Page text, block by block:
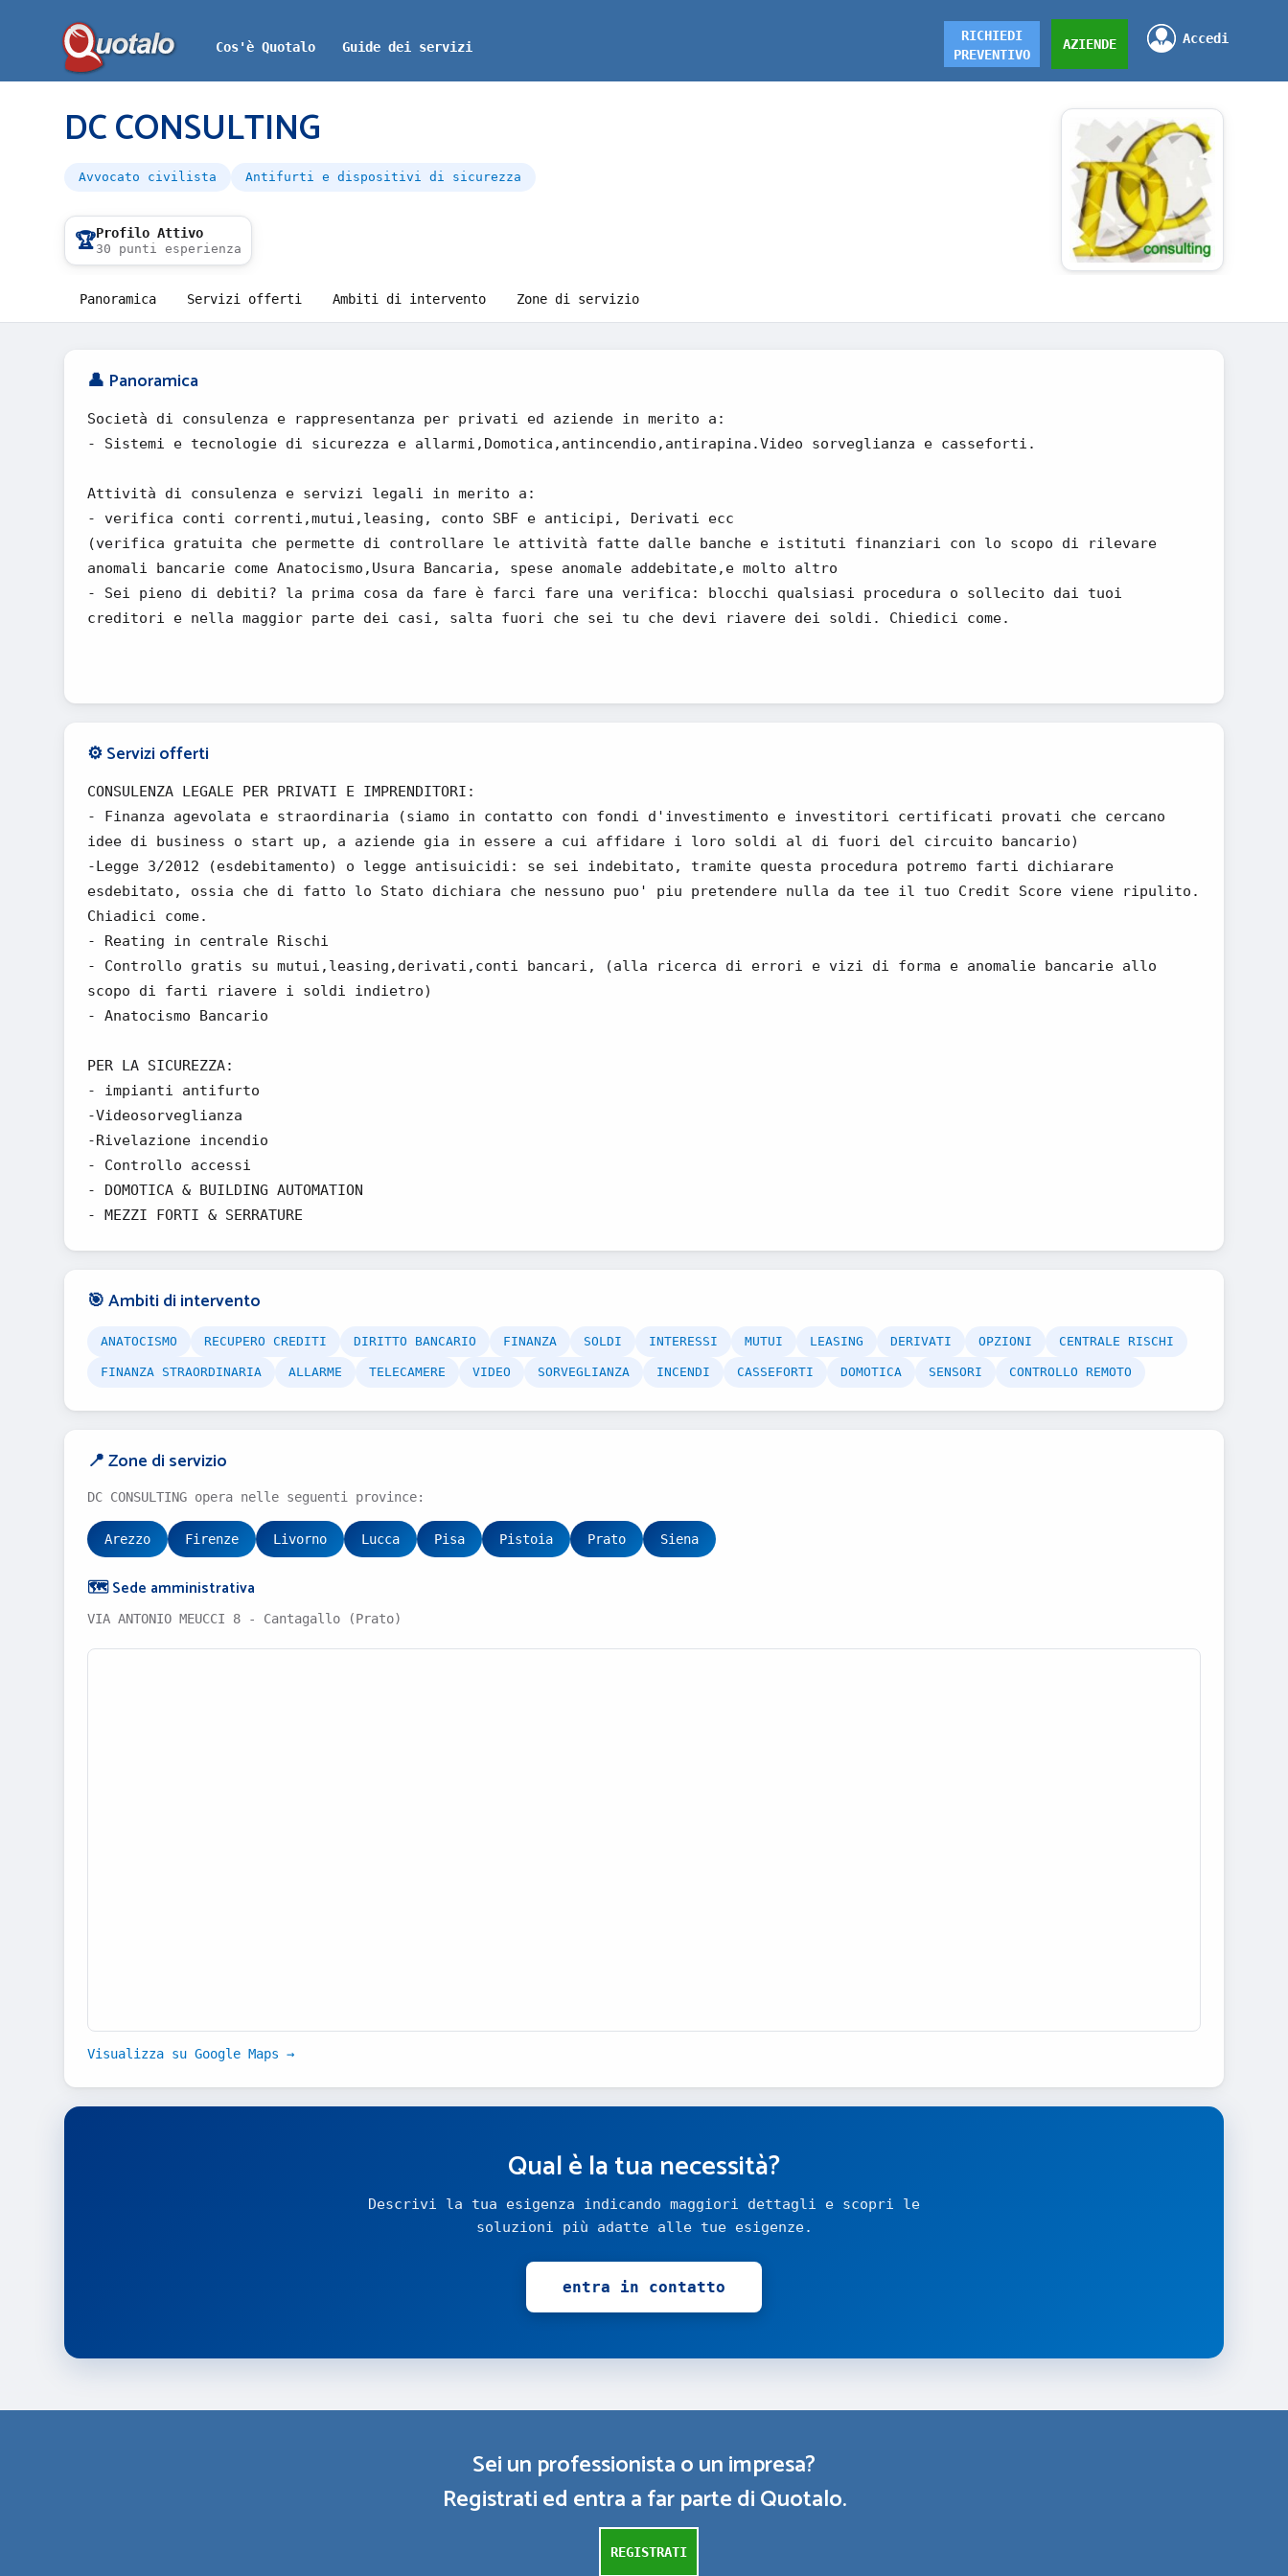
Cos'è Quotalo Guide dei servizi
Accedi
AZIENDE
RICHIEDI
PREVENTIVO
DC CONSULTING
Avvocato civilista Antifurti e dispositivi di sicurezza
🏆Profilo Attivo
30 punti esperienza
Panoramica Servizi offerti Ambiti di intervento Zone di servizio
👤 Panoramica
Società di consulenza e rappresentanza per privati ed aziende in merito a:
- Sistemi e tecnologie di sicurezza e allarmi,Domotica,antincendio,antirapina.Video sorveglianza e casseforti.
Attività di consulenza e servizi legali in merito a:
- verifica conti correnti,mutui,leasing, conto SBF e anticipi, Derivati ecc
(verifica gratuita che permette di controllare le attività fatte dalle banche e istituti finanziari con lo scopo di rilevare
anomali bancarie come Anatocismo,Usura Bancaria, spese anomale addebitate,e molto altro
- Sei pieno di debiti? la prima cosa da fare è farci fare una verifica: blocchi qualsiasi procedura o sollecito dai tuoi
creditori e nella maggior parte dei casi, salta fuori che sei tu che devi riavere dei soldi. Chiedici come.
⚙️ Servizi offerti
CONSULENZA LEGALE PER PRIVATI E IMPRENDITORI:
- Finanza agevolata e straordinaria (siamo in contatto con fondi d'investimento e investitori certificati provati che cercano
idee di business o start up, a aziende gia in essere a cui affidare i loro soldi al di fuori del circuito bancario)
-Legge 3/2012 (esdebitamento) o legge antisuicidi: se sei indebitato, tramite questa procedura potremo farti dichiarare
esdebitato, ossia che di fatto lo Stato dichiara che nessuno puo' piu pretendere nulla da tee il tuo Credit Score viene ripulito.
Chiadici come.
- Reating in centrale Rischi
- Controllo gratis su mutui,leasing,derivati,conti bancari, (alla ricerca di errori e vizi di forma e anomalie bancarie allo
scopo di farti riavere i soldi indietro)
- Anatocismo Bancario
PER LA SICUREZZA:
- impianti antifurto
-Videosorveglianza
-Rivelazione incendio
- Controllo accessi
- DOMOTICA & BUILDING AUTOMATION
- MEZZI FORTI & SERRATURE
🎯 Ambiti di intervento
ANATOCISMO RECUPERO CREDITI DIRITTO BANCARIO FINANZA SOLDI INTERESSI MUTUI LEASING DERIVATI OPZIONI CENTRALE RISCHI
FINANZA STRAORDINARIA ALLARME TELECAMERE VIDEO SORVEGLIANZA INCENDI CASSEFORTI DOMOTICA SENSORI CONTROLLO REMOTO
📍 Zone di servizio
DC CONSULTING opera nelle seguenti province:
Arezzo Firenze Livorno Lucca Pisa Pistoia Prato Siena
🗺️ Sede amministrativa
VIA ANTONIO MEUCCI 8 - Cantagallo (Prato)
Visualizza su Google Maps →
Qual è la tua necessità?
Descrivi la tua esigenza indicando maggiori dettagli e scopri le
soluzioni più adatte alle tue esigenze.
entra in contatto
Sei un professionista o un impresa?
Registrati ed entra a far parte di Quotalo.
REGISTRATI